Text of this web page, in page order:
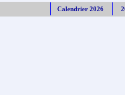
Calendrier 2026